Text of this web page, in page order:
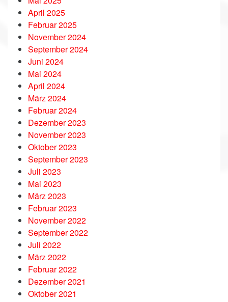
April 2025
Februar 2025
November 2024
September 2024
Juni 2024
Mai 2024
April 2024
März 2024
Februar 2024
Dezember 2023
November 2023
Oktober 2023
September 2023
Juli 2023
Mai 2023
März 2023
Februar 2023
November 2022
September 2022
Juli 2022
März 2022
Februar 2022
Dezember 2021
Oktober 2021